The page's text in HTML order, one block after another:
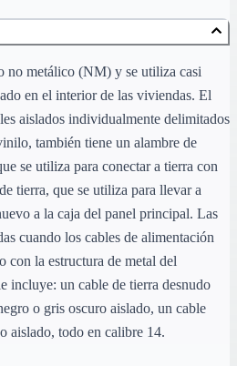
metálico (NM) y se utiliza casi
en el interior de las viviendas. El
aislados individualmente delimitados
también tiene un alambre de
se utiliza para conectar a tierra con
tierra, que se utiliza para llevar a
a la caja del panel principal. Las
cuando los cables de alimentación
con la estructura de metal del
incluye: un cable de tierra desnudo
o gris oscuro aislado, un cable
aislado, todo en calibre 14.